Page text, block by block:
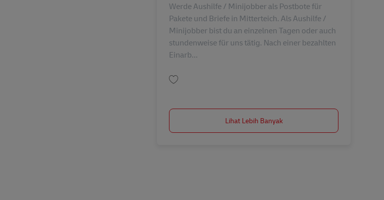
Werde Aushilfe / Minijobber als Postbote für
Pakete und Briefe in Mitterteich. Als Aushilfe /
Minijobber bist du an einzelnen Tagen oder auch
stundenweise für uns tätig. Nach einer bezahlten
Einarb...
Lihat Lebih Banyak